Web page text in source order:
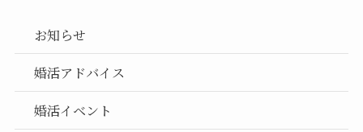
お知らせ
婚活アドバイス
婚活イベント